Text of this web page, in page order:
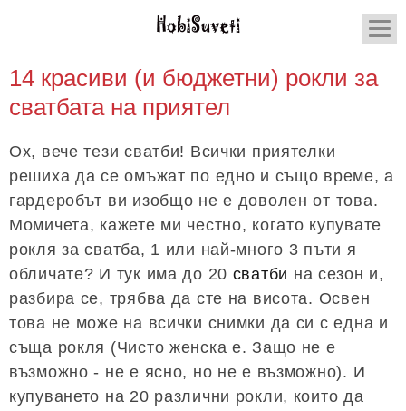
14 красиви (и бюджетни) рокли за
сватбата на приятел
Ох, вече тези сватби! Всички приятелки
решиха да се омъжат по едно и също време, а
гардеробът ви изобщо не е доволен от това.
Момичета, кажете ми честно, когато купувате
рокля за сватба, 1 или най-много 3 пъти я
обличате? И тук има до 20 сватби на сезон и,
разбира се, трябва да сте на висота. Освен
това не може на всички снимки да си с една и
съща рокля (Чисто женска е. Защо не е
възможно - не е ясно, но не е възможно). И
купуването на 20 различни рокли, които да